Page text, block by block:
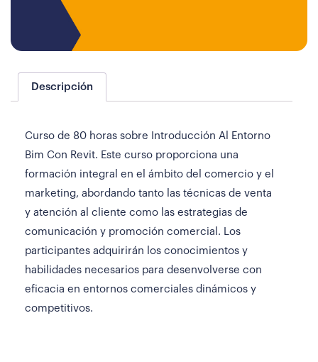
Descripción
Curso de 80 horas sobre Introducción Al Entorno
Bim Con Revit. Este curso proporciona una
formación integral en el ámbito del comercio y el
marketing, abordando tanto las técnicas de venta
y atención al cliente como las estrategias de
comunicación y promoción comercial. Los
participantes adquirirán los conocimientos y
habilidades necesarios para desenvolverse con
eficacia en entornos comerciales dinámicos y
competitivos.